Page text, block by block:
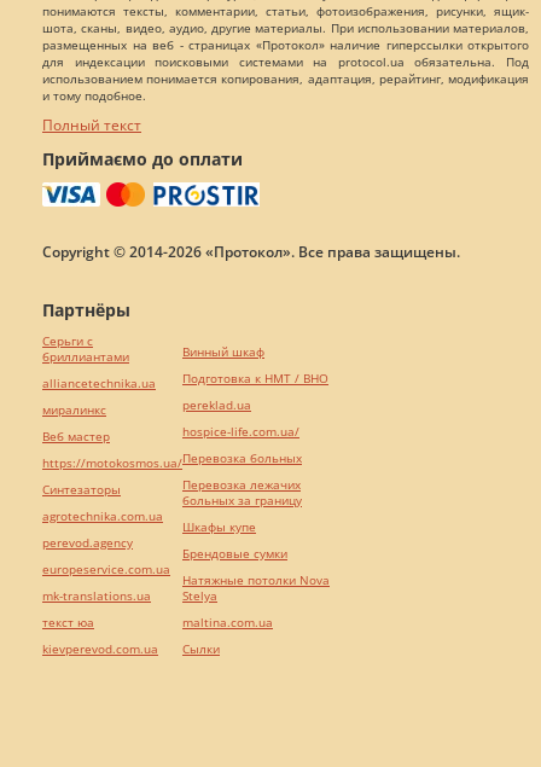
понимаются тексты, комментарии, статьи, фотоизображения, рисунки, ящик-
шота, сканы, видео, аудио, другие материалы. При использовании материалов,
размещенных на веб - страницах «Протокол» наличие гиперссылки открытого
для индексации поисковыми системами на protocol.ua обязательна. Под
использованием понимается копирования, адаптация, рерайтинг, модификация
и тому подобное.
Полный текст
Приймаємо до оплати
Copyright © 2014-2026 «Протокол». Все права защищены.
Партнёры
Серьги с
бриллиантами
alliancetechnika.ua
миралинкс
Веб мастер
https://motokosmos.ua/
Синтезаторы
agrotechnika.com.ua
perevod.agency
europeservice.com.ua
mk-translations.ua
текст юа
kievperevod.com.ua
Винный шкаф
Подготовка к НМТ / ВНО
pereklad.ua
hospice-life.com.ua/
Перевозка больных
Перевозка лежачих
больных за границу
Шкафы купе
Брендовые сумки
Натяжные потолки Nova
Stelya
maltina.com.ua
Cылки